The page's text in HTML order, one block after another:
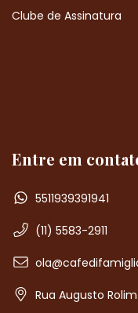
Clube de Assinatura
Entre em
5511939391941
(11) 5583-2911
Rua Augusto